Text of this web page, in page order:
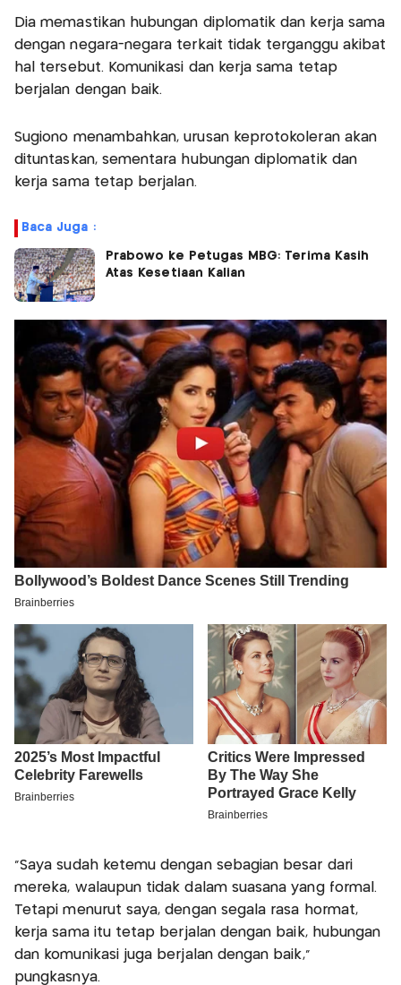
Dia memastikan hubungan diplomatik dan kerja sama
dengan negara-negara terkait tidak terganggu akibat
hal tersebut. Komunikasi dan kerja sama tetap
berjalan dengan baik.
Sugiono menambahkan, urusan keprotokoleran akan
dituntaskan, sementara hubungan diplomatik dan
kerja sama tetap berjalan.
Baca Juga :
Prabowo ke Petugas MBG: Terima Kasih
Atas Kesetiaan Kalian
"Saya sudah ketemu dengan sebagian besar dari
mereka, walaupun tidak dalam suasana yang formal.
Tetapi menurut saya, dengan segala rasa hormat,
kerja sama itu tetap berjalan dengan baik, hubungan
dan komunikasi juga berjalan dengan baik,"
pungkasnya.